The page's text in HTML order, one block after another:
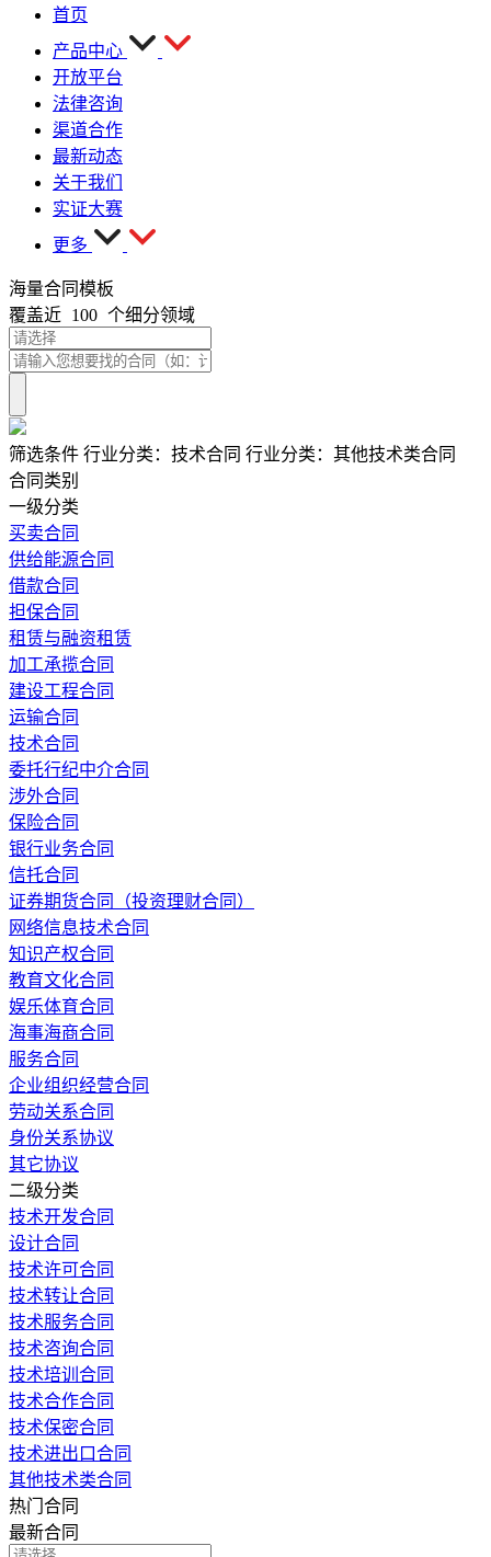
首页
产品中心
开放平台
法律咨询
渠道合作
最新动态
关于我们
实证大赛
更多
海量合同模板
覆盖近 100 个细分领域
筛选条件 行业分类： 技术合同 行业分类： 其他技术类合同
合同类别
一级分类
买卖合同
供给能源合同
借款合同
担保合同
租赁与融资租赁
加工承揽合同
建设工程合同
运输合同
技术合同
委托行纪中介合同
涉外合同
保险合同
银行业务合同
信托合同
证券期货合同（投资理财合同）
网络信息技术合同
知识产权合同
教育文化合同
娱乐体育合同
海事海商合同
服务合同
企业组织经营合同
劳动关系合同
身份关系协议
其它协议
二级分类
技术开发合同
设计合同
技术许可合同
技术转让合同
技术服务合同
技术咨询合同
技术培训合同
技术合作合同
技术保密合同
技术进出口合同
其他技术类合同
热门合同
最新合同